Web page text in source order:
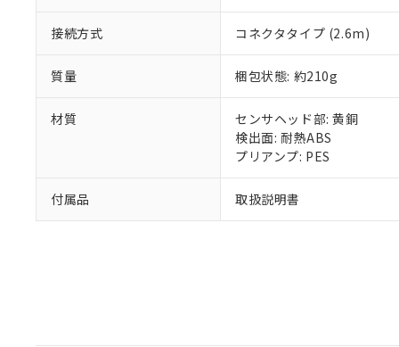
接続方式 コネクタタイプ (2.6m)
質量 梱包状態: 約210g
材質
センサヘッド部: 黄銅
検出面: 耐熱ABS
プリアンプ: PES
付属品 取扱説明書
混在することから
既に当社にて対応
り割愛しております